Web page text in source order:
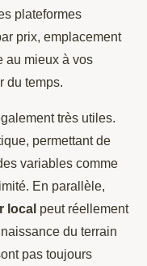
plateformes
prix, emplacement
au mieux à vos
du temps.
très utiles.
permettant de
variables comme
En parallèle,
local peut réellement
du terrain
pas toujours